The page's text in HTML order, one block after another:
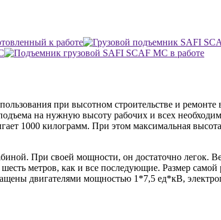
при высотном строительстве и
на нужную высоту рабочих и всех
1000 килограмм. При этом максимальная
При своей мощности, он достаточно легок.
метров, как и все последующие. Размер
двигателями мощностью 1*7,5 ед*кВ,